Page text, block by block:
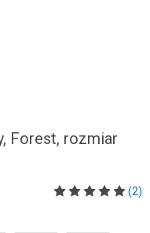
Forest, rozmiar
(2)